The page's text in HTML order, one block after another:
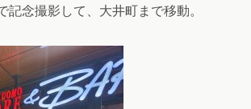
記念撮影して、大井町まで移動。